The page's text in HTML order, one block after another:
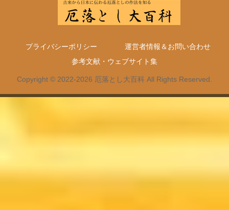
プライバシーポリシー
運営者情報＆お問い合わせ
参考文献・ウェブサイト集
Copyright © 2022-2026 厄落とし大百科 All Rights Reserved.